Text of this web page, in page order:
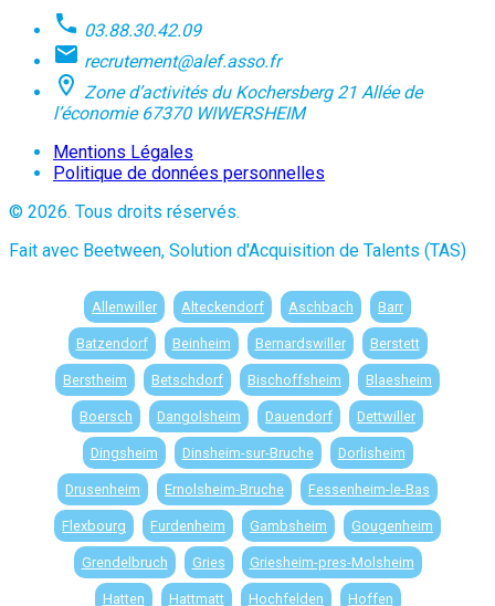
03.88.30.42.09
recrutement@alef.asso.fr
Zone d’activités du Kochersberg 21 Allée de
l’économie 67370 WIWERSHEIM
Mentions Légales
Politique de données personnelles
© 2026. Tous droits réservés.
Fait avec Beetween, Solution d'Acquisition de Talents (TAS)
Allenwiller Alteckendorf Aschbach Barr
Batzendorf Beinheim Bernardswiller Berstett
Berstheim Betschdorf Bischoffsheim Blaesheim
Boersch Dangolsheim Dauendorf Dettwiller
Dingsheim Dinsheim-sur-Bruche Dorlisheim
Drusenheim Ernolsheim-Bruche Fessenheim-le-Bas
Flexbourg Furdenheim Gambsheim Gougenheim
Grendelbruch Gries Griesheim-pres-Molsheim
Hatten Hattmatt Hochfelden Hoffen